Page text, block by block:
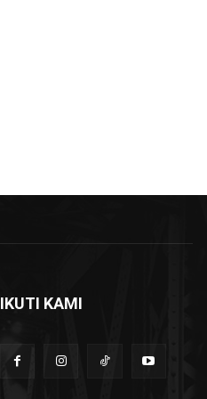
IKUTI KAMI